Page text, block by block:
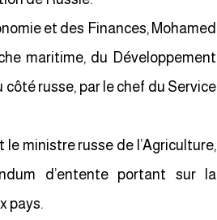
et des Finances, Mohamed
maritime, du Développement
russe, par le chef du Service
ministre russe de l’Agriculture,
d’entente portant sur la
pays.